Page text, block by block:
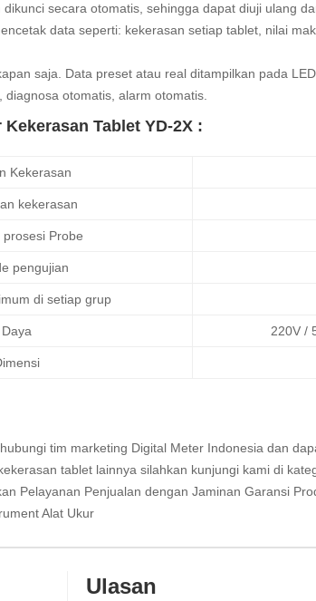
secara otomatis, sehingga dapat diuji ulang
data seperti: kekerasan setiap tablet, nilai
saja. Data preset atau real ditampilkan pada LED.
otomatis, alarm otomatis.
Tablet YD-2X :
Kekerasan
kekerasan
prosesi Probe
pengujian
di setiap grup
Daya 220V /
tim marketing Digital Meter Indonesia dan
tablet lainnya silahkan kunjungi kami di
Pelayanan Penjualan dengan Jaminan Garansi
Alat Ukur
Ulasan